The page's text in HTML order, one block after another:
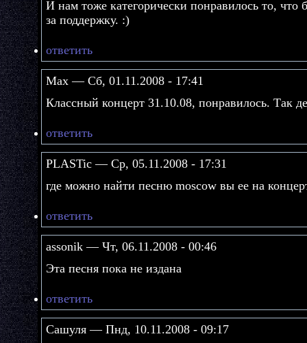
И нам тоже категорически понравилось то, что
за поддержку. :)
ответить
Max — Сб, 01.11.2008 - 17:41
Классный концерт 31.10.08, понравилось. Так
ответить
PLASTic — Ср, 05.11.2008 - 17:31
где можно найти песню moscow вы ее на
ответить
assonik — Чт, 06.11.2008 - 00:46
Эта песня пока не издана
ответить
Сашуля — Пнд, 10.11.2008 - 09:17